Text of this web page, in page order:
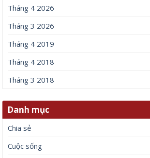
Tháng 4 2026
Tháng 3 2026
Tháng 4 2019
Tháng 4 2018
Tháng 3 2018
Danh mục
Chia sẻ
Cuộc sống